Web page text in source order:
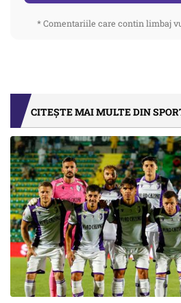
* Comentariile care contin limbaj
CITEȘTE MAI MULTE DIN